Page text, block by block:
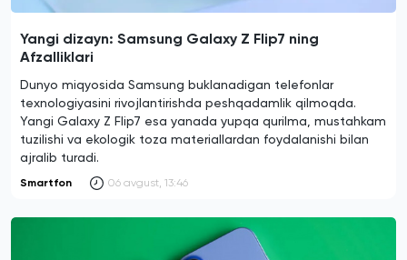
Yangi dizayn: Samsung Galaxy Z Flip7 ning
Afzalliklari
Dunyo miqyosida Samsung buklanadigan telefonlar
texnologiyasini rivojlantirishda peshqadamlik qilmoqda.
Yangi Galaxy Z Flip7 esa yanada yupqa qurilma, mustahkam
tuzilishi va ekologik toza materiallardan foydalanishi bilan
ajralib turadi.
Smartfon 06 avgust, 13:46